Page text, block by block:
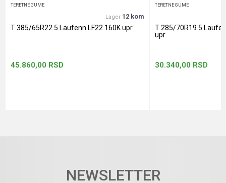
TERETNE GUME
Lager 12 kom
T 385/65R22.5 Laufenn LF22 160K upr
45.860,00 RSD
TERETNE GUME
T 285/70R19.5
upr
30.340,00 RSD
NEWSLETTER